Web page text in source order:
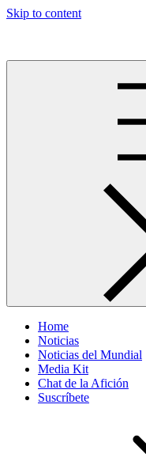
Skip to content
Home
Noticias
Noticias del Mundial
Media Kit
Chat de la Afición
Suscríbete